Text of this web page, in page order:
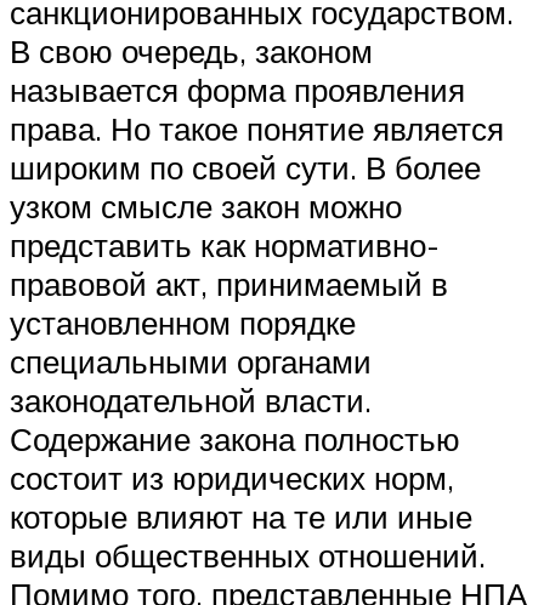
санкционированных государством.
В свою очередь, законом
называется форма проявления
права. Но такое понятие является
широким по своей сути. В более
узком смысле закон можно
представить как нормативно-
правовой акт, принимаемый в
установленном порядке
специальными органами
законодательной власти.
Содержание закона полностью
состоит из юридических норм,
которые влияют на те или иные
виды общественных отношений.
Помимо того, представленные НПА